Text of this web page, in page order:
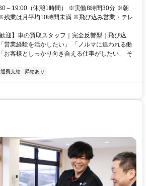
～19:00（休憩1時間） ※実働8時間30分 ※朝
残業は月平均10時間未満 ※飛び込み営業・テレ
迎】車の買取スタッフ｜完全反響型｜飛び込
営業経験を活かしたい」 「ノルマに追われる働
お客様としっかり向き合える仕事がしたい」 そ
費支給 昇給あり